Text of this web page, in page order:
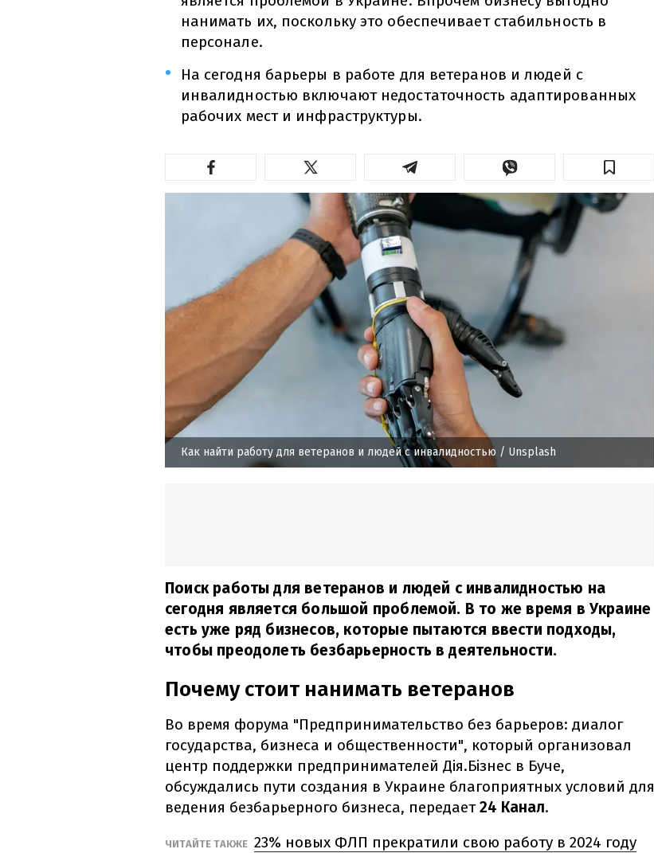
нанимать их, поскольку это обеспечивает стабильность в
персонале.
На сегодня барьеры в работе для ветеранов и людей с
инвалидностью включают недостаточность адаптированных
рабочих мест и инфраструктуры.
Как найти работу для ветеранов и людей с инвалидностью / Unsplash
Поиск работы для ветеранов и людей с инвалидностью на
сегодня является большой проблемой. В то же время в Украине
есть уже ряд бизнесов, которые пытаются ввести подходы,
чтобы преодолеть безбарьерность в деятельности.
Почему стоит нанимать ветеранов
Во время форума "Предпринимательство без барьеров: диалог
государства, бизнеса и общественности", который организовал
центр поддержки предпринимателей Дія.Бізнес в Буче,
обсуждались пути создания в Украине благоприятных условий для
ведения безбарьерного бизнеса, передает24 Канал.
ЧИТАЙТЕ ТАКЖЕ 23% новых ФЛП прекратили свою работу в 2024 году